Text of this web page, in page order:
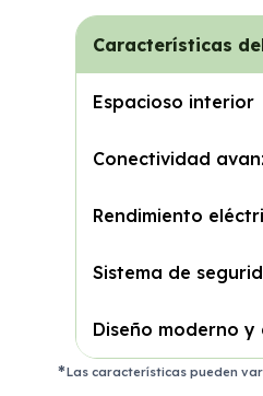
Características
Espacioso interior
Conectividad
Rendimiento
Sistema de
Diseño moderno
Las características pueden